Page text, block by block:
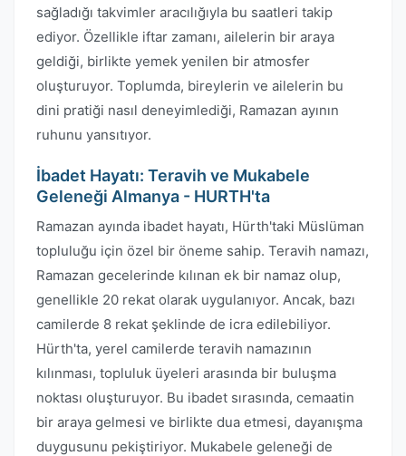
sağladığı takvimler aracılığıyla bu saatleri takip
ediyor. Özellikle iftar zamanı, ailelerin bir araya
geldiği, birlikte yemek yenilen bir atmosfer
oluşturuyor. Toplumda, bireylerin ve ailelerin bu
dini pratiği nasıl deneyimlediği, Ramazan ayının
ruhunu yansıtıyor.
İbadet Hayatı: Teravih ve Mukabele
Geleneği Almanya - HURTH'ta
Ramazan ayında ibadet hayatı, Hürth'taki Müslüman
topluluğu için özel bir öneme sahip. Teravih namazı,
Ramazan gecelerinde kılınan ek bir namaz olup,
genellikle 20 rekat olarak uygulanıyor. Ancak, bazı
camilerde 8 rekat şeklinde de icra edilebiliyor.
Hürth'ta, yerel camilerde teravih namazının
kılınması, topluluk üyeleri arasında bir buluşma
noktası oluşturuyor. Bu ibadet sırasında, cemaatin
bir araya gelmesi ve birlikte dua etmesi, dayanışma
duygusunu pekiştiriyor. Mukabele geleneği de